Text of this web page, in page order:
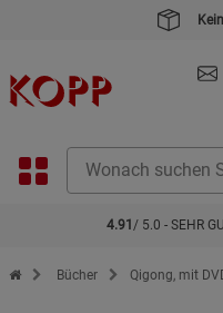
4.91 / 5.0 - SEHR
Zur Startseite des Kopp Verlag
Bücher Qigong, mit